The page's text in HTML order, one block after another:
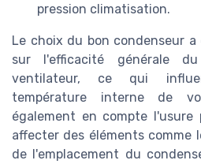
pression climatisation.
Le choix du bon condenseur
sur l'efficacité générale
ventilateur, ce qui
température interne de
également en compte
affecter des éléments comme
de l'emplacement du